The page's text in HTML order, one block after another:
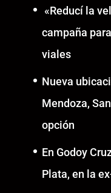
«Reducí la
campaña
viales
Nueva
Mendoza,
opción
En Godoy
Plata, en la